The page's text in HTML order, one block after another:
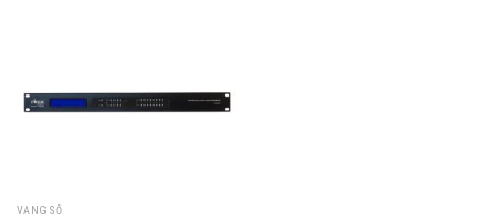
VANG SỐ